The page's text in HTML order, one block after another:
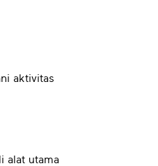
aktivitas
alat utama